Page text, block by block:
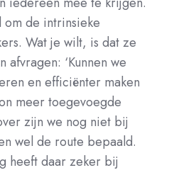
om de intrinsieke
Wat je wilt, is dat ze
‘Kunnen we
en efficiënter maken
meer toegevoegde
zijn we nog niet bij
wel de route bepaald.
heeft daar zeker bij